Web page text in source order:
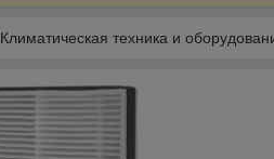
Климатическая техника и